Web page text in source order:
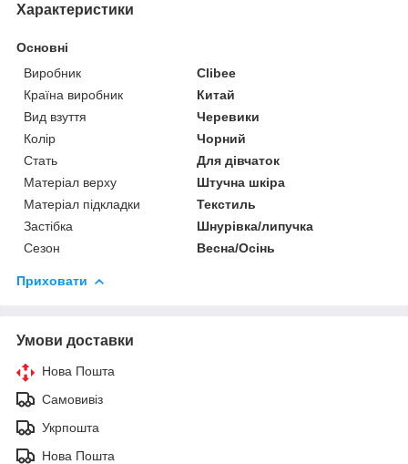
Характеристики
Основні
Виробник
Clibee
Країна виробник
Китай
Вид взуття
Черевики
Колір
Чорний
Стать
Для дівчаток
Матеріал верху
Штучна шкіра
Матеріал підкладки
Текстиль
Застібка
Шнурівка/липучка
Сезон
Весна/Осінь
Приховати
Умови доставки
Нова Пошта
Самовивіз
Укрпошта
Нова Пошта